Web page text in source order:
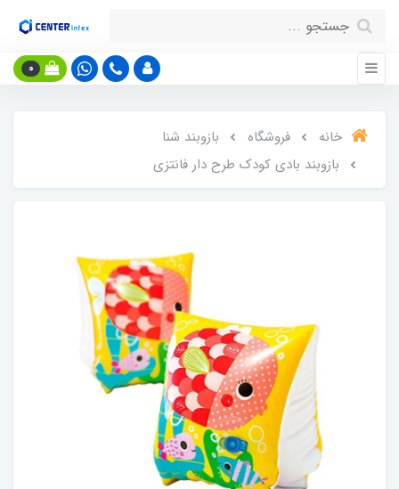
0
خانه فروشگاه
بازوبند شنا
بازوبند بادی کودک طرح دار فانتزی